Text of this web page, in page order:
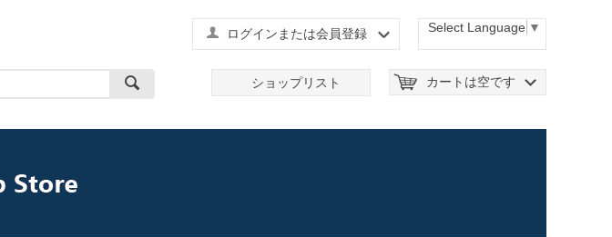
Select Language ▼
ログインまたは会員登録
カートは空です
ショップリスト